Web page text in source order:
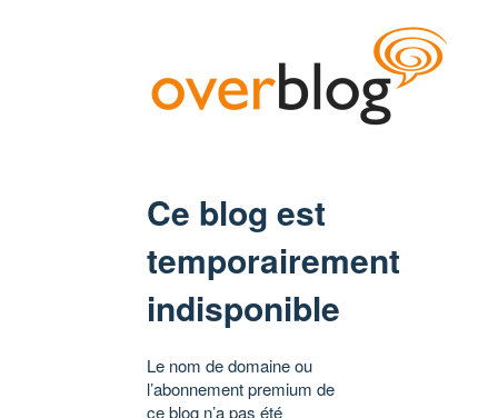
Ce blog est
temporairement
indisponible
Le nom de domaine ou
l’abonnement premium de
ce blog n’a pas été